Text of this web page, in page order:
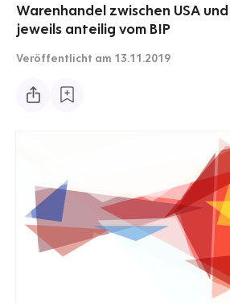
Warenhandel zwischen USA
jeweils anteilig vom BIP
Veröffentlicht am 13.11.2019